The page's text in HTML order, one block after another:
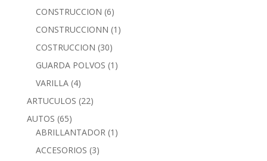
CONSTRUCCION (6)
CONSTRUCCIONN (1)
COSTRUCCION (30)
GUARDA POLVOS (1)
VARILLA (4)
ARTUCULOS (22)
AUTOS (65)
ABRILLANTADOR (1)
ACCESORIOS (3)